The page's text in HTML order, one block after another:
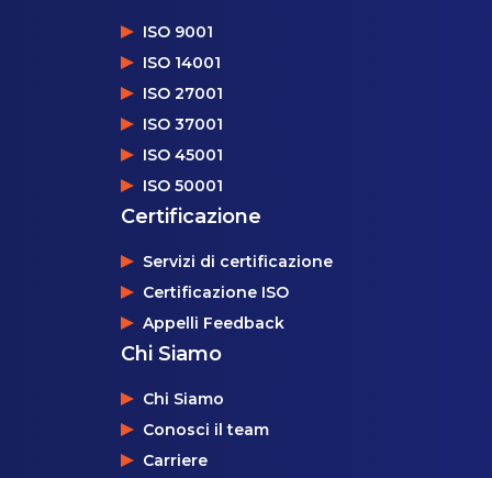
ISO 9001
ISO 14001
ISO 27001
ISO 37001
ISO 45001
ISO 50001
Certificazione
Servizi di certificazione
Certificazione ISO
Appelli Feedback
Chi Siamo
Chi Siamo
Conosci il team
Carriere